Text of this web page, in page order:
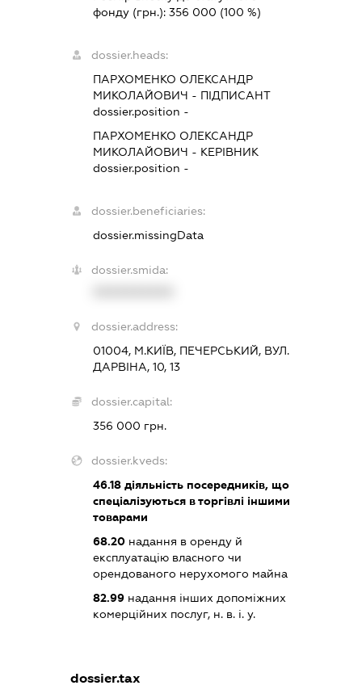
фонду (грн.):356 000 (100 %)
dossier.heads:
ПАРХОМЕНКО ОЛЕКСАНДР
МИКОЛАЙОВИЧ - ПІДПИСАНТ
dossier.position -
ПАРХОМЕНКО ОЛЕКСАНДР
МИКОЛАЙОВИЧ - КЕРІВНИК
dossier.position -
dossier.beneficiaries:
dossier.missingData
dossier.smida:
dossier.address:
01004, М.КИЇВ, ПЕЧЕРСЬКИЙ, ВУЛ.
ДАРВІНА, 10, 13
dossier.capital:
356 000 грн.
dossier.kveds:
46.18 діяльність посередників, що
спеціалізуються в торгівлі іншими
товарами
68.20 надання в оренду й
експлуатацію власного чи
орендованого нерухомого майна
82.99 надання інших допоміжних
комерційних послуг, н. в. і. у.
dossier.tax